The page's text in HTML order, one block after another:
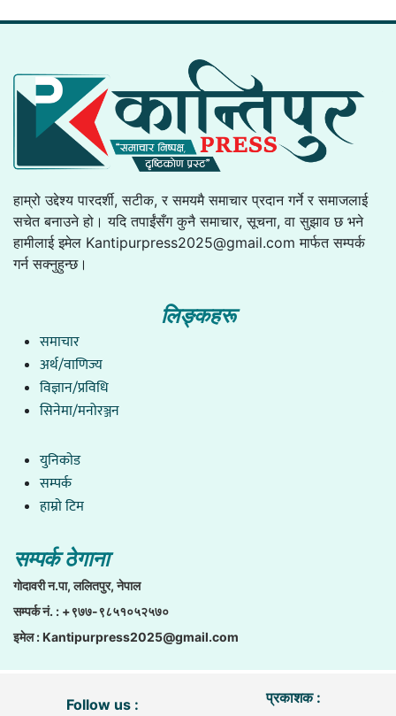
हाम्रो उद्देश्य पारदर्शी, सटीक, र समयमै समाचार प्रदान गर्ने र समाजलाई
सचेत बनाउने हो। यदि तपाईंसँग कुनै समाचार, सूचना, वा सुझाव छ भने
हामीलाई इमेल Kantipurpress2025@gmail.com मार्फत सम्पर्क
गर्न सक्नुहुन्छ।
लिङ्कहरू
समाचार
अर्थ/वाणिज्य
विज्ञान/प्रविधि
सिनेमा/मनोरञ्जन
युनिकाेड
सम्पर्क
हाम्राे टिम
सम्पर्क ठेगाना
गाेदावरी न.पा, ललितपुर, नेपाल
सम्पर्क नं. : +९७७-९८५१०५२५७०
इमेल :Kantipurpress2025@gmail.com
Follow us :
प्रकाशक :